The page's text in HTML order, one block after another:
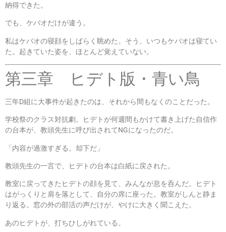
納得できた。
でも、ケバオだけが違う。
私はケバオの寝顔をしばらく眺めた。そう、いつもケバオは寝てい
た。起きていた姿を、ほとんど覚えていない。
第三章 ヒデト版・青い鳥
三年D組に大事件が起きたのは、それから間もなくのことだった。
学校祭のクラス対抗劇。ヒデトが何週間もかけて書き上げた自信作
の台本が、教頭先生に呼び出されてNGになったのだ。
「内容が過激すぎる。却下だ」
教頭先生の一言で、ヒデトの台本は白紙に戻された。
教室に戻ってきたヒデトの顔を見て、みんなが息を呑んだ。ヒデト
はがっくりと肩を落として、自分の席に座った。教室がしんと静ま
り返る。窓の外の部活の声だけが、やけに大きく聞こえた。
あのヒデトが、打ちひしがれている。